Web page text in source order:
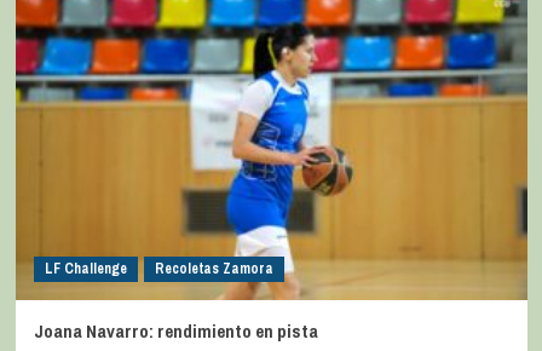
LF Challenge Recoletas Zamora
Joana Navarro: rendimiento en pista